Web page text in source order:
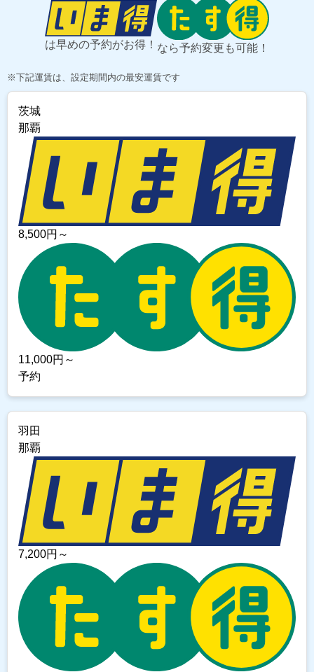
は早めの予約がお得！ なら予約変更も可能！
※下記運賃は、設定期間内の最安運賃です
茨城
那覇
8,500円～
11,000円～
予約
羽田
那覇
7,200円～